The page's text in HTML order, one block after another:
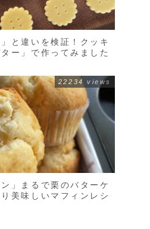
」と違いを検証！クッキ
ー」で作ってみました
ン」まるで栗のバターケ
美味しいマフィンレシ
22234 views